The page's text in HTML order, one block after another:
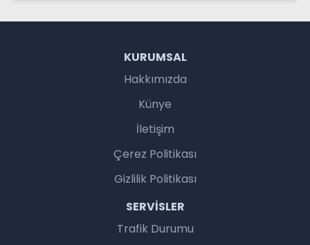
KURUMSAL
Hakkımızda
Künye
İletişim
Çerez Politikası
Gizlilik Politikası
SERVISLER
Trafik Durumu